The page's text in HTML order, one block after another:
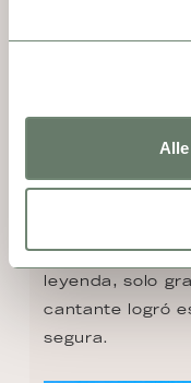
Dürnstein es
torre azul es
castillo, donde
fascinante
de León fue
leyenda, solo
cantante logró
segura.